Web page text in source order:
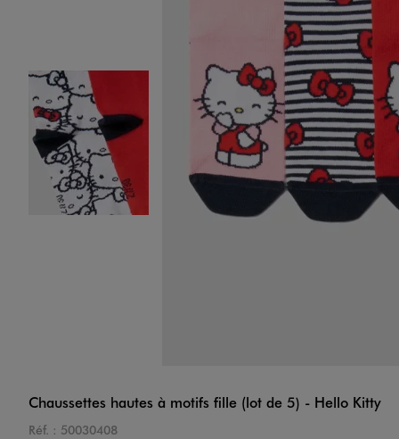
Image 3 sur 3
Chaussettes hautes à motifs fille (lot de 5) - Hello Kitty
Réf. : 50030408